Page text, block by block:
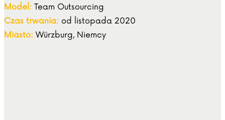
Model: Team Outsourcing
Czas trwania: od listopada 2020
Miasto: Würzburg, Niemcy